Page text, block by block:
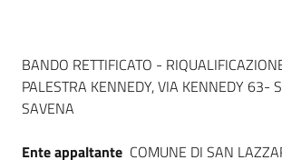
Seguici
Dati del bando
BANDO RETTIFICATO -
PALESTRA KENNEDY, VIA KENNEDY 63-
SAVENA
Ente appaltante COMUNE DI SAN